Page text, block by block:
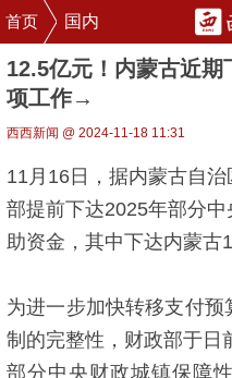
首页 国内
12.5亿元！内蒙古近
项工作→
西西新闻 @ 2024-11-18 11:31
11月16日，据内蒙古自
部提前下达2025年部分
助资金，其中下达内蒙古
为进一步加快转移支付
制的完整性，财政部于日
部分中央财政城镇保障